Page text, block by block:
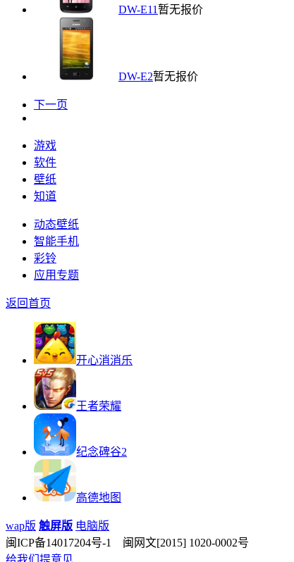
DW-E11 暂无报价
DW-E2暂无报价
下一页
游戏
软件
壁纸
知道
动态壁纸
智能手机
彩铃
应用专题
返回首页
开心消消乐
王者荣耀
纪念碑谷2
高德地图
wap版 触屏版 电脑版
闽ICP备14017204号-1 闽网文[2015] 1020-0002号
给我们提意见